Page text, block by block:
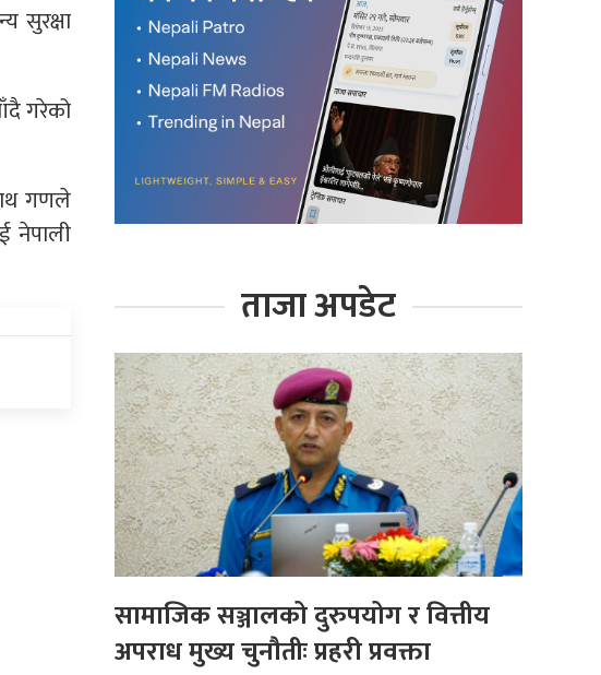
सुरक्षा
गरेको
गणले
नेपाली
ताजा अपडेट
सामाजिक सञ्जालको दुरुपयोग र वित्तीय
अपराध मुख्य चुनौतीः प्रहरी प्रवक्ता